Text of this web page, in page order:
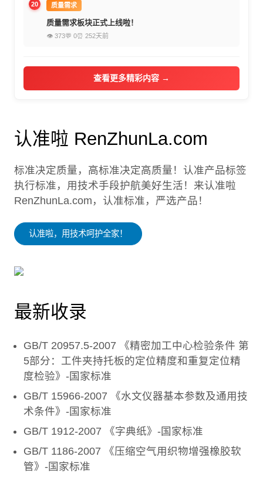
20 质量需求
质量需求板块正式上线啦！
👁 373💬 0⏰ 252天前
查看更多精彩内容 →
认准啦 RenZhunLa.com
标准决定质量，高标准决定高质量！认准产品标签
执行标准，用技术手段护航美好生活！来认准啦
RenZhunLa.com，认准标准，严选产品！
认准啦，用技术呵护全家！
最新收录
GB/T 20957.5-2007 《精密加工中心检验条件 第
5部分：工件夹持托板的定位精度和重复定位精
度检验》-国家标准
GB/T 15966-2007 《水文仪器基本参数及通用技
术条件》-国家标准
GB/T 1912-2007 《字典纸》-国家标准
GB/T 1186-2007 《压缩空气用织物增强橡胶软
管》-国家标准